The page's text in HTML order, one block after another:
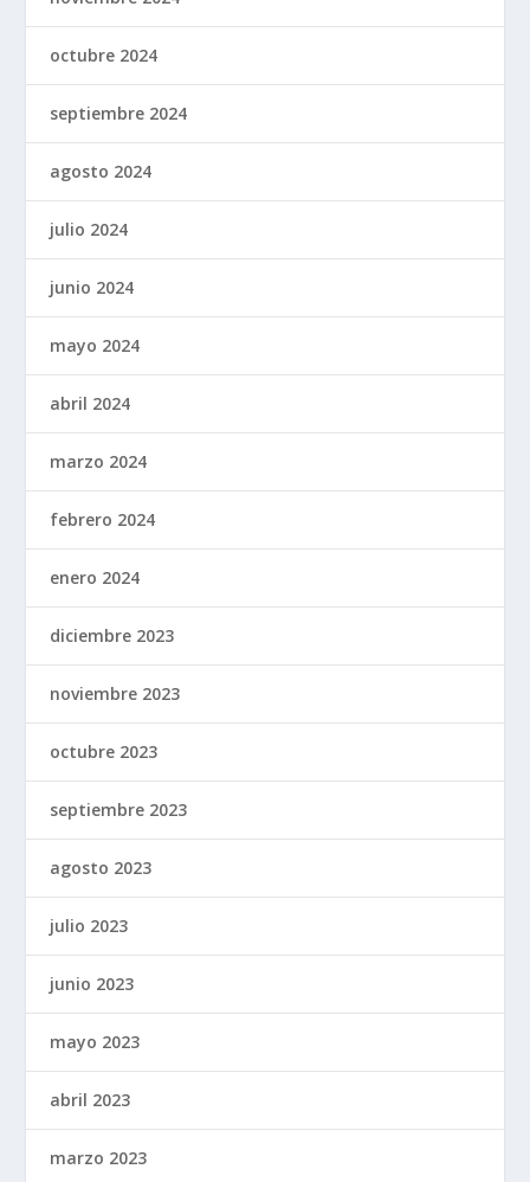
octubre 2024
septiembre 2024
agosto 2024
julio 2024
junio 2024
mayo 2024
abril 2024
marzo 2024
febrero 2024
enero 2024
diciembre 2023
noviembre 2023
octubre 2023
septiembre 2023
agosto 2023
julio 2023
junio 2023
mayo 2023
abril 2023
marzo 2023